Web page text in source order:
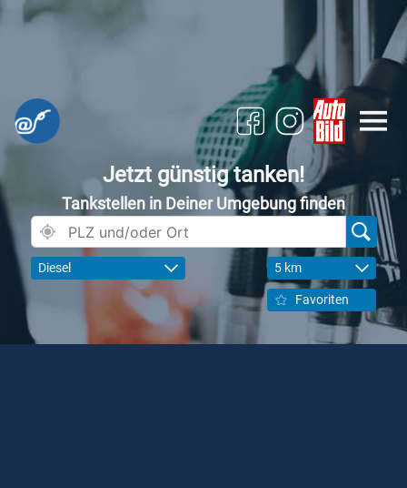
Jetzt günstig tanken!
Tankstellen in Deiner Umgebung finden
Diesel 5 km
Favoriten